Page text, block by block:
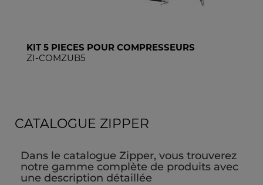
KIT 5 PIECES POUR COMPRESSEURS
ZI-COMZUB5
CATALOGUE ZIPPER
Dans le catalogue Zipper, vous trouverez
notre gamme complète de produits avec
une description détaillée